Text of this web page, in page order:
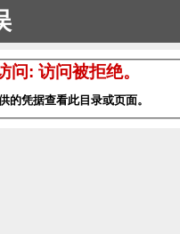
问: 访问被拒绝。
的凭据查看此目录或页面。